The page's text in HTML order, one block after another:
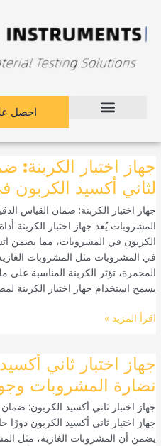
المحتوى
احصل
جهاز اختبار الكربنة:
لثاني أكسيد
جهاز اختبار الكربنة: ضمان القياس
المشروبات يُعد جهاز اختبار الكربنة
الكربون في المشروبات، مما يضمن
في المشروبات مثل المشروبات الغازية
المخمرة، تؤثر الكربنة المناسبة
يسمح استخدام جهاز اختبار الكربنة
جهاز
اختبار
الكربنة:
ضمان
القياس
الدقيق
لثاني
أكسيد
الكربون
المشروبات
اقرأ المزيد »
جهاز اختبار ثاني
نضارة المشروبات
جهاز اختبار ثاني أكسيد الكربون:
جهاز اختبار ثاني أكسيد الكربون
يضمن أن المشروبات الغازية، مثل
جهاز
اختبار
ثاني
أكسيد
الكربون:
ضمان